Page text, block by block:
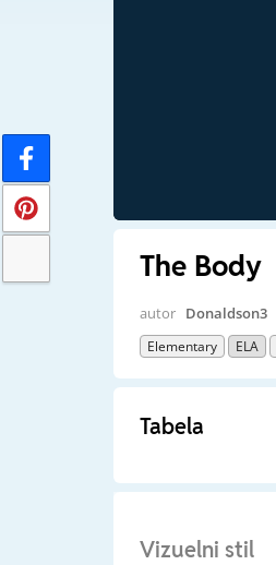
The Body
autor Donaldson3
Elementary ELA
Tabela
Vizuelni stil